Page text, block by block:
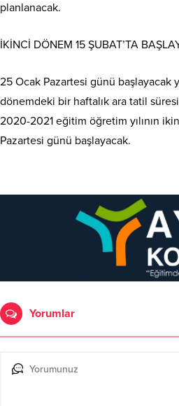
planlanacak.
İKİNCİ DÖNEM 15 ŞUBAT’TA
25 Ocak Pazartesi günü başlayacak
dönemdeki bir haftalık ara tatil
2020-2021 eğitim öğretim yılının
Pazartesi günü başlayacak.
Yorumlar